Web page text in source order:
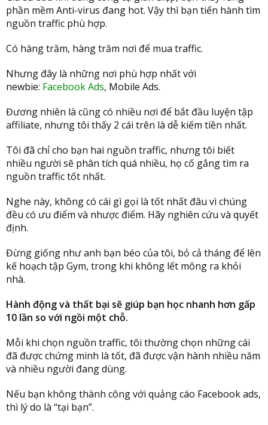
phần mềm Anti-virus đang hot. Vậy thì bạn tiến hành tìm
nguồn traffic phù hợp.
Có hàng trăm, hàng trăm nơi để mua traffic.
Nhưng đây là những nơi phù hợp nhất với
newbie: Facebook Ads, Mobile Ads.
Đương nhiên là cũng có nhiều nơi để bắt đầu luyện tập
affiliate, nhưng tôi thấy 2 cái trên là dễ kiếm tiền nhất.
Tôi đã chỉ cho bạn hai nguồn traffic, nhưng tôi biết
nhiều người sẽ phân tích quá nhiều, họ cố gắng tìm ra
nguồn traffic tốt nhất.
Nghe này, không có cái gì gọi là tốt nhất đâu vì chúng
đều có ưu điểm và nhược điểm. Hãy nghiên cứu và quyết
định.
Đừng giống như anh bạn béo của tôi, bỏ cả tháng để lên
kế hoạch tập Gym, trong khi không lết mông ra khỏi
nhà.
Hành động và thất bại sẽ giúp bạn học nhanh hơn gấp
10 lần so với ngồi một chỗ.
Mỗi khi chọn nguồn traffic, tôi thường chọn những cái
đã được chứng minh là tốt, đã được vận hành nhiều năm
và nhiều người đang dùng.
Nếu bạn không thành công với quảng cáo Facebook ads,
thì lý do là “tại bạn”.